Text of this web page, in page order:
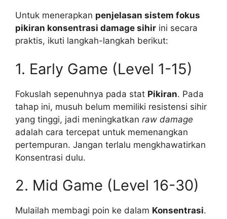
Untuk menerapkan penjelasan sistem fokus
pikiran konsentrasi damage sihir ini secara
praktis, ikuti langkah-langkah berikut:
1. Early Game (Level 1-15)
Fokuslah sepenuhnya pada stat Pikiran. Pada
tahap ini, musuh belum memiliki resistensi sihir
yang tinggi, jadi meningkatkan raw damage
adalah cara tercepat untuk memenangkan
pertempuran. Jangan terlalu mengkhawatirkan
Konsentrasi dulu.
2. Mid Game (Level 16-30)
Mulailah membagi poin ke dalam Konsentrasi.